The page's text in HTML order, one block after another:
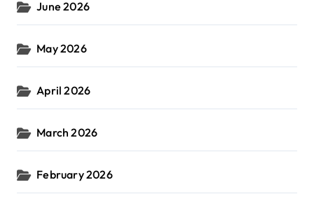
June 2026
May 2026
April 2026
March 2026
February 2026